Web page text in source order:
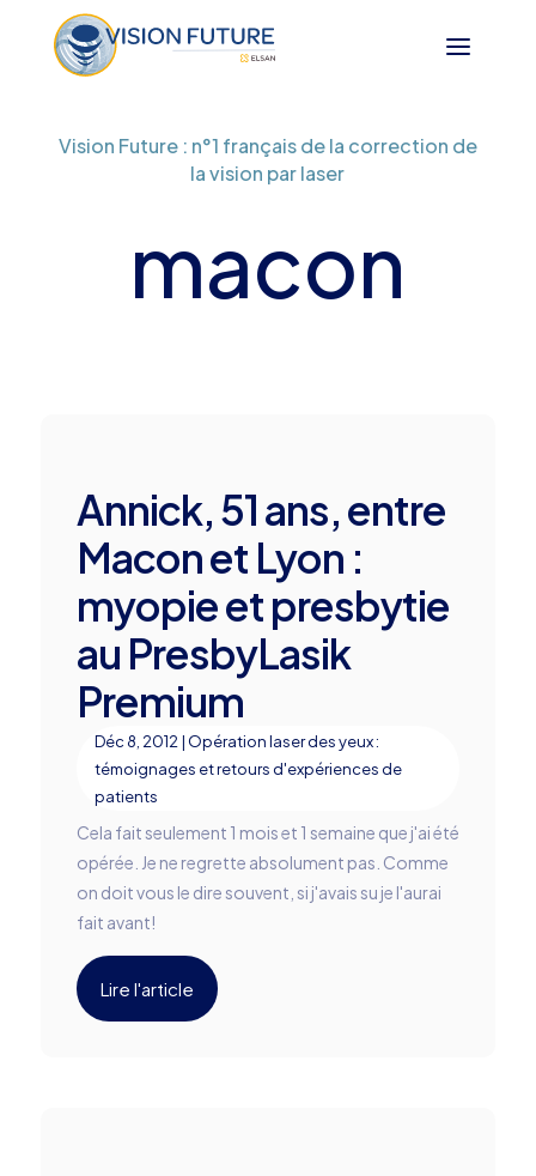
Vision Future : n°1 français de la correction de
la vision par laser
macon
Annick, 51 ans, entre
Macon et Lyon :
myopie et presbytie
au PresbyLasik
Premium
Déc 8, 2012 | Opération laser des yeux :
témoignages et retours d'expériences de
patients
Cela fait seulement 1 mois et 1 semaine que j'ai été
opérée. Je ne regrette absolument pas. Comme
on doit vous le dire souvent, si j'avais su je l'aurai
fait avant!
Lire l'article